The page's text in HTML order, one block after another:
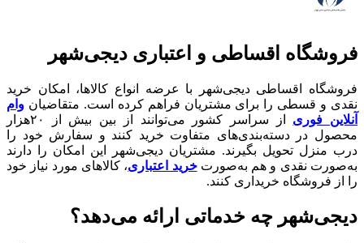
فروشگاه اقساطی و اعتباری دیجی‌شهر
فروشگاه اقساطی دیجی‌شهر با عرضه انواع کالا‌ها، امکان خرید
نقدی و قسطی را برای مشتریان فراهم کرده است. متقاضیان وام
آنلاین فوری
از سراسر کشور می‌توانند از بین بیش از ۲۰هزار
محصول در دسته‌بندی‌های متفاوت خرید کنند و سفارش خود را
درب منزل تحویل بگیرند. مشتریان دیجی‌شهر این امکان را دارند
به‌صورت نقدی و هم به‌صورت خرید اعتباری، کالاهای مورد نیاز خود
را از فروشگاه خریداری کنند.
دیجی‌شهر چه خدماتی ارائه می‌دهد؟